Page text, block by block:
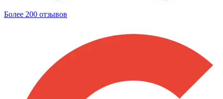
Более 200 отзывов